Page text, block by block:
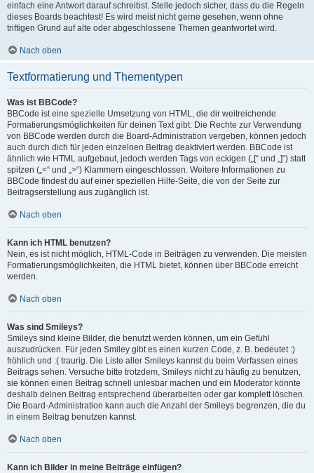
einfach eine Antwort darauf schreibst. Stelle jedoch sicher, dass du die Regeln
dieses Boards beachtest! Es wird meist nicht gerne gesehen, wenn ohne
triftigen Grund auf alte oder abgeschlossene Themen geantwortet wird.
Nach oben
Textformatierung und Thementypen
Was ist BBCode?
BBCode ist eine spezielle Umsetzung von HTML, die dir weitreichende
Formatierungsmöglichkeiten für deinen Text gibt. Die Rechte zur Verwendung
von BBCode werden durch die Board-Administration vergeben, können jedoch
auch durch dich für jeden einzelnen Beitrag deaktiviert werden. BBCode ist
ähnlich wie HTML aufgebaut, jedoch werden Tags von eckigen („[“ und „]“) statt
spitzen („<“ und „>“) Klammern eingeschlossen. Weitere Informationen zu
BBCode findest du auf einer speziellen Hilfe-Seite, die von der Seite zur
Beitragserstellung aus zugänglich ist.
Nach oben
Kann ich HTML benutzen?
Nein, es ist nicht möglich, HTML-Code in Beiträgen zu verwenden. Die meisten
Formatierungsmöglichkeiten, die HTML bietet, können über BBCode erreicht
werden.
Nach oben
Was sind Smileys?
Smileys sind kleine Bilder, die benutzt werden können, um ein Gefühl
auszudrücken. Für jeden Smiley gibt es einen kurzen Code, z. B. bedeutet :)
fröhlich und :( traurig. Die Liste aller Smileys kannst du beim Verfassen eines
Beitrags sehen. Versuche bitte trotzdem, Smileys nicht zu häufig zu benutzen,
sie können einen Beitrag schnell unlesbar machen und ein Moderator könnte
deshalb deinen Beitrag entsprechend überarbeiten oder gar komplett löschen.
Die Board-Administration kann auch die Anzahl der Smileys begrenzen, die du
in einem Beitrag benutzen kannst.
Nach oben
Kann ich Bilder in meine Beiträge einfügen?